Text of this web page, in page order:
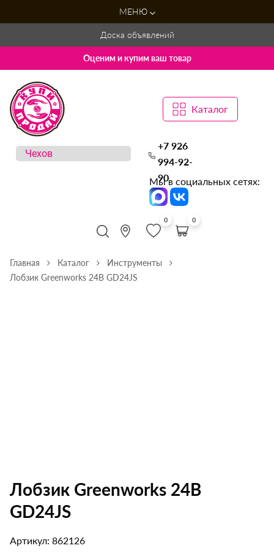
МЕНЮ
Доска объявлений
Оценим и купим ваш товар
Каталог
+7 926
994-92-
90
Мы в социальных сетях:
0 0
Главная Каталог
Инструменты
Лобзик Greenworks 24B GD24JS
Лобзик Greenworks 24B
GD24JS
Артикул: 862126